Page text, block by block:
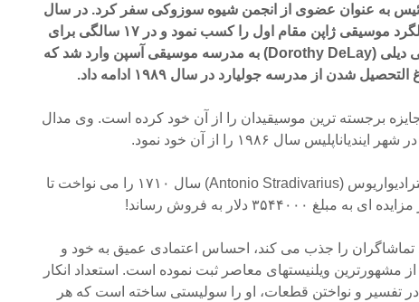
به عنوان عضوی از انجمن شیوه سوزوکی سفر کرد. در سال
۱۹۸۲ در رقابت پنجاهمین سالگرد موسیقی ژاپن مقام اول را کسب نمود و در ۱۷ سالگی برای
تحصیل در محضر خانم دوروتی دیلی (Dorothy DeLay) به مدرسه موسیقی آسپن وارد شد که
شدن از مدرسه جولیارد در سال ۱۹۸۹ ادامه داد.
جایزه برجسته ترین موسیقیدان را از آن خود کرده است. وی مدال
سال ۱۹۸۶ را از آن خود نمود.
تاکزاوا ویلن ساخته آنتونیو استرادیواریوس (Antonio Stradivarius) سال ۱۷۱۰ را می نواخت تا
تماشاگران را جذب می کند، احساس اعتمادی عمیق به خود و
مشهورترین ویلنیستهای معاصر ثبت نموده است. استعداد انکار
در تفسیر و نواختن قطعات، او را سولیستی ساخته است که هر